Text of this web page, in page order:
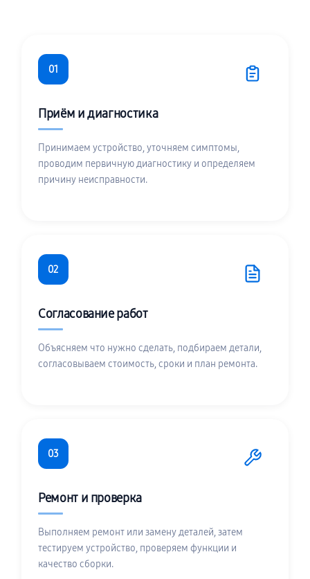
01
Приём и диагностика
Принимаем устройство, уточняем симптомы,
проводим первичную диагностику и определяем
причину неисправности.
02
Согласование работ
Объясняем что нужно сделать, подбираем детали,
согласовываем стоимость, сроки и план ремонта.
03
Ремонт и проверка
Выполняем ремонт или замену деталей, затем
тестируем устройство, проверяем функции и
качество сборки.